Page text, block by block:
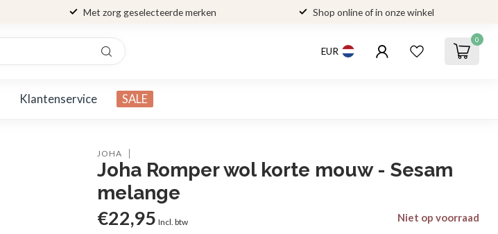
Met zorg geselecteerde merken Shop online of in onze winkel
EUR
0
Klantenservice SALE
JOHA
Joha Romper wol korte mouw - Sesam
melange
€22,95 Incl. btw Niet op voorraad